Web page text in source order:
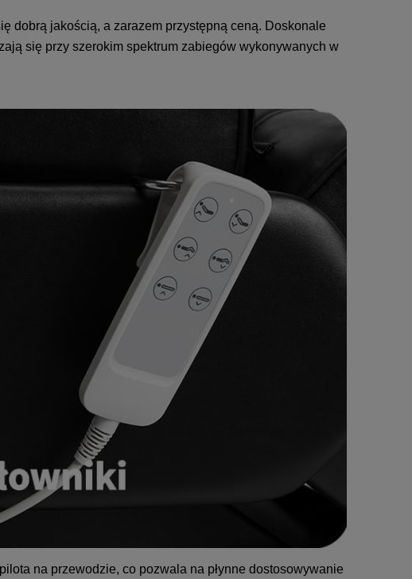
dobrą jakością, a zarazem przystępną ceną. Doskonale
się przy szerokim spektrum zabiegów wykonywanych w
na przewodzie, co pozwala na płynne dostosowywanie